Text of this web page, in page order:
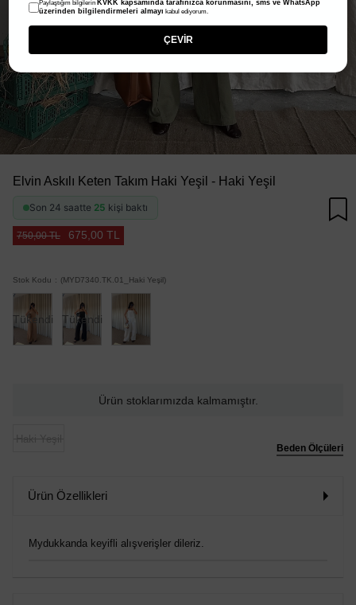
Elvin Askılı Keten Takım Haki Yeşil - Haki Yeşil
Son 24 saatte 25 kişi baktı
750,00 TL 675,00 TL
Stok Kodu (MYD7340.TK.01_Haki Yeşil)
Tükendi Tükendi
Ürün stoklarımızda kalmamıştır.
Beden Ölçüleri
Ürün Özellikleri
Mydukkanda keyifli alışverişler dileriz.
Paylaştığım bilgilerin KVKK kapsamında tarafınızca korunmasını, sms ve WhatsApp
üzerinden bilgilendirmeleri almayı kabul ediyorum.
ÇEVİR